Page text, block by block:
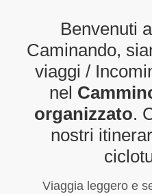
Benvenuti
Caminando,
viaggi /
nel
organizzato.
nostri
Viaggia leggero e